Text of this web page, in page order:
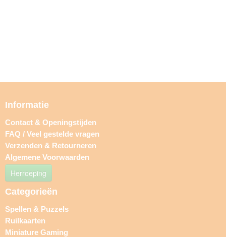
Informatie
Contact & Openingstijden
FAQ / Veel gestelde vragen
Verzenden & Retourneren
Algemene Voorwaarden
Herroeping
Categorieën
Spellen & Puzzels
Ruilkaarten
Miniature Gaming